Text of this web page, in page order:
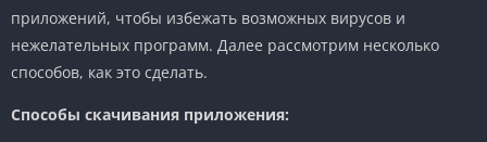
приложений, чтобы избежать возможных вирусов и
нежелательных программ. Далее рассмотрим несколько
способов, как это сделать.
Способы скачивания приложения: